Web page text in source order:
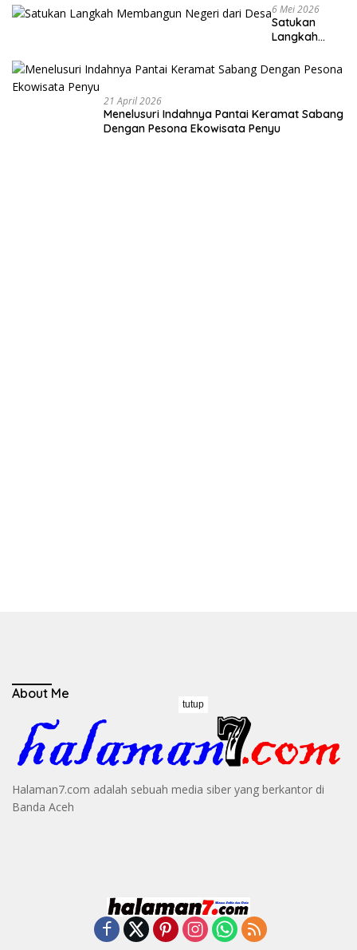
6 Mei 2026
Satukan
Langkah
Negeri dari
Desa
21 April 2026
Menelusuri Indahnya Pantai Keramat Sabang
Dengan Pesona Ekowisata Penyu
About Me
Halaman7.com adalah sebuah media siber yang berkantor di
Banda Aceh
tutup